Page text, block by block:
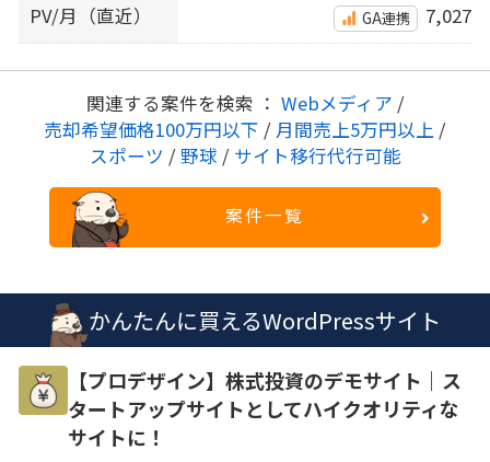
PV/月（直近）
GA連携 7,027
関連する案件を検索 ： Webメディア /
売却希望価格100万円以下 / 月間売上5万円以上 /
スポーツ / 野球 / サイト移行代行可能
案件一覧
かんたんに買えるWordPressサイト
【プロデザイン】株式投資のデモサイト｜ス
タートアップサイトとしてハイクオリティな
サイトに！